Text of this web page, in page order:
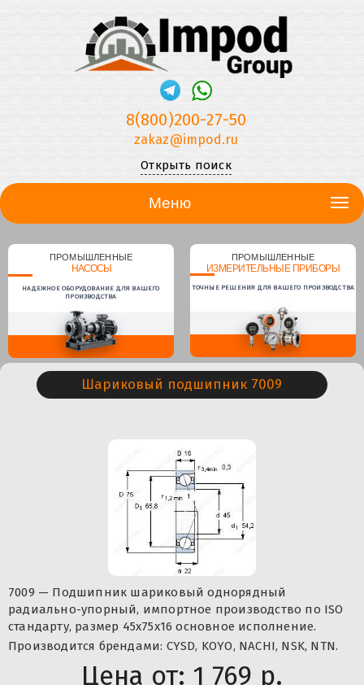
8(800)200-27-50
zakaz@impod.ru
Открыть поиск
Меню
ПРОМЫШЛЕННЫЕ
НАСОСЫ
НАДЕЖНОЕ ОБОРУДОВАНИЕ ДЛЯ ВАШЕГО
ПРОИЗВОДСТВА
ПРОМЫШЛЕННЫЕ
ИЗМЕРИТЕЛЬНЫЕ ПРИБОРЫ
ТОЧНЫЕ РЕШЕНИЯ ДЛЯ ВАШЕГО ПРОИЗВОДСТВА
Шариковый подшипник 7009
7009 — Подшипник шариковый однорядный
радиально-упорный, импортное производство по ISO
стандарту, размер 45x75x16 основное исполнение.
Производится брендами: CYSD, KOYO, NACHI, NSK, NTN.
Цена от: 1 769 р.